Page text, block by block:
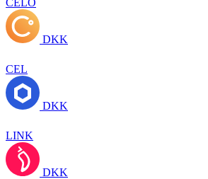
DKK
CEL
DKK
LINK
DKK